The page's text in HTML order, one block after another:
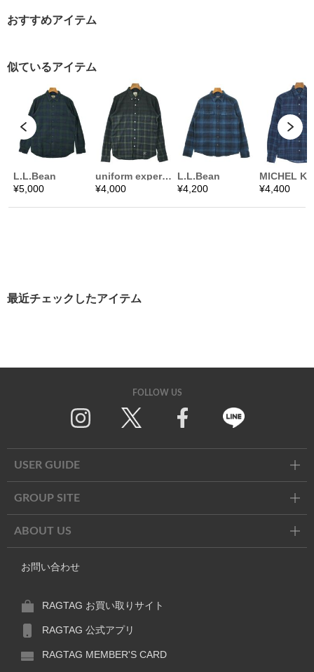
おすすめアイテム
最近チェックしたアイテム
FOLLOW US
USER GUIDE
GROUP SITE
ABOUT US
お問い合わせ
RAGTAG お買い取りサイト
RAGTAG 公式アプリ
RAGTAG MEMBER'S CARD